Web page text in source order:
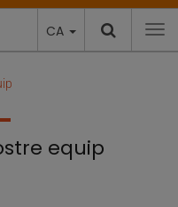
CA
equip